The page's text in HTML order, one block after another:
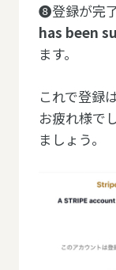
❽登録が完
has been
ます。
これで登録
お疲れ様で
ましょう。